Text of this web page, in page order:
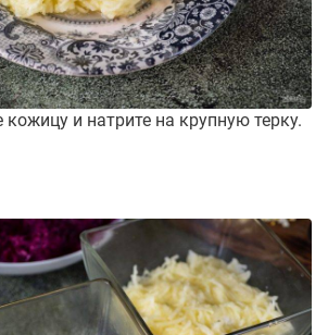
и натрите на крупную терку.